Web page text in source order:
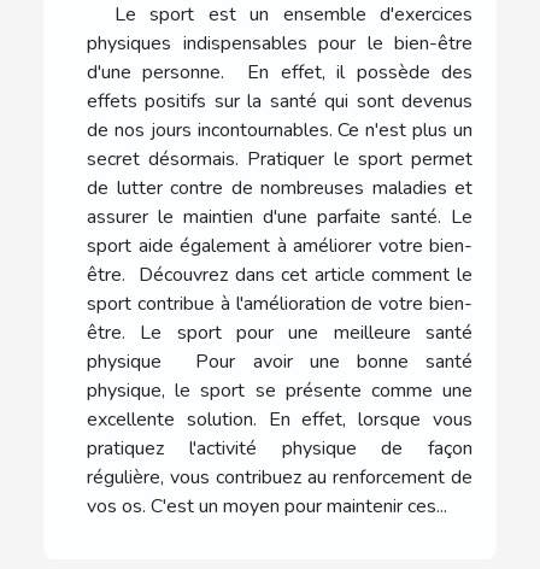
Le sport est un ensemble d'exercices
physiques indispensables pour le bien-être
d'une personne. En effet, il possède des
effets positifs sur la santé qui sont devenus
de nos jours incontournables. Ce n'est plus un
secret désormais. Pratiquer le sport permet
de lutter contre de nombreuses maladies et
assurer le maintien d'une parfaite santé. Le
sport aide également à améliorer votre bien-
être. Découvrez dans cet article comment le
sport contribue à l'amélioration de votre bien-
être. Le sport pour une meilleure santé
physique Pour avoir une bonne santé
physique, le sport se présente comme une
excellente solution. En effet, lorsque vous
pratiquez l'activité physique de façon
régulière, vous contribuez au renforcement de
vos os. C'est un moyen pour maintenir ces...